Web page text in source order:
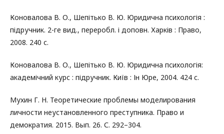
Коновалова В. О., Шепітько В. Ю. Юридична психологія :
підручник. 2-ге вид., переробл. і доповн. Харків : Право,
2008. 240 с.
Коновалова В. О., Шепітько В. Ю. Юридична психологія:
академічний курс : підручник. Київ : Ін Юре, 2004. 424 с.
Мухин Г. Н. Теоретические проблемы моделирования
личности неустановленного преступника. Право и
демократия. 2015. Вып. 26. С. 292–304.